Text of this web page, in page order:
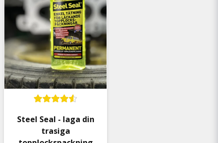
Steel Seal - laga din
trasiga